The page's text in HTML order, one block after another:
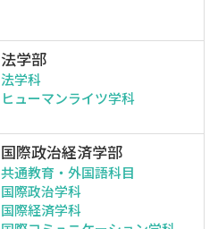
法学部
法学科
ヒューマンライツ学科
国際政治経済学部
共通教育・外国語科目
国際政治学科
国際経済学科